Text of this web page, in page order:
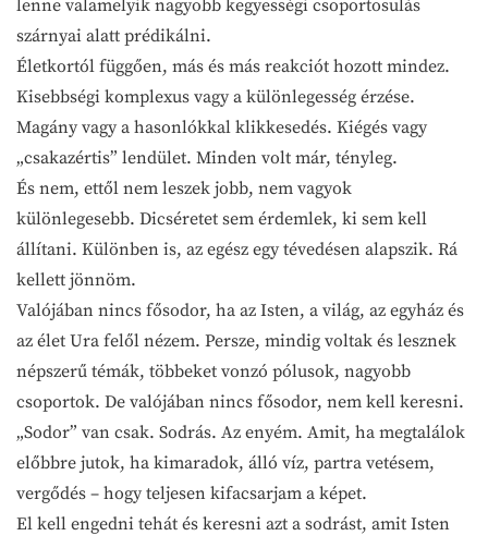
lenne valamelyik nagyobb kegyességi csoportosulás
szárnyai alatt prédikálni.
Életkortól függően, más és más reakciót hozott mindez.
Kisebbségi komplexus vagy a különlegesség érzése.
Magány vagy a hasonlókkal klikkesedés. Kiégés vagy
„csakazértis” lendület. Minden volt már, tényleg.
És nem, ettől nem leszek jobb, nem vagyok
különlegesebb. Dicséretet sem érdemlek, ki sem kell
állítani. Különben is, az egész egy tévedésen alapszik. Rá
kellett jönnöm.
Valójában nincs fősodor, ha az Isten, a világ, az egyház és
az élet Ura felől nézem. Persze, mindig voltak és lesznek
népszerű témák, többeket vonzó pólusok, nagyobb
csoportok. De valójában nincs fősodor, nem kell keresni.
„Sodor” van csak. Sodrás. Az enyém. Amit, ha megtalálok
előbbre jutok, ha kimaradok, álló víz, partra vetésem,
vergődés – hogy teljesen kifacsarjam a képet.
El kell engedni tehát és keresni azt a sodrást, amit Isten